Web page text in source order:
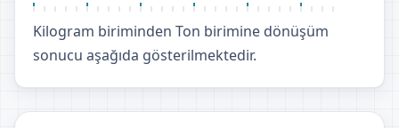
Kilogram biriminden Ton birimine dönüşüm
sonucu aşağıda gösterilmektedir.